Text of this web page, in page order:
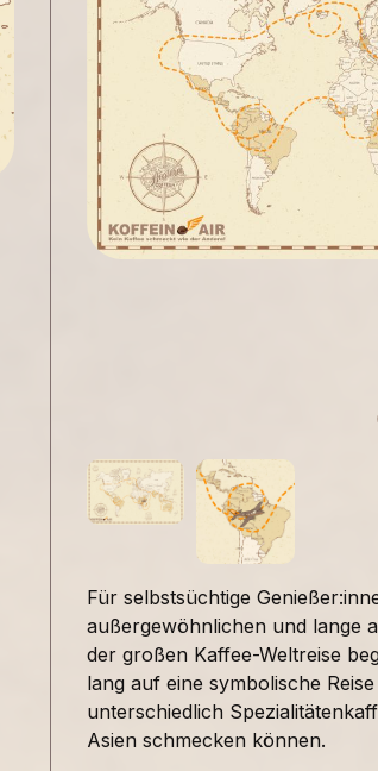
Für selbstsüchtige
außergewöhnlichen und lange
der großen Kaffee-Weltreise
lang auf eine symbolische
unterschiedlich
Asien schmecken können.